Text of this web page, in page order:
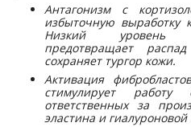
Антагонизм с
избыточную выработку
Низкий уровень
предотвращает
сохраняет тургор кожи.
Активация
стимулирует работу
ответственных за
эластина и гиалуроновой